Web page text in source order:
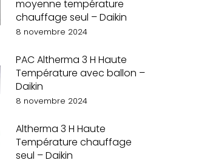
moyenne température
chauffage seul – Daikin
8 novembre 2024
PAC Altherma 3 H Haute
Température avec ballon –
Daikin
8 novembre 2024
Altherma 3 H Haute
Température chauffage
seul – Daikin